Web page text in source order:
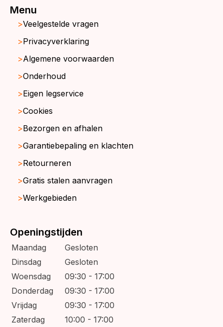
Menu
Veelgestelde vragen
Privacyverklaring
Algemene voorwaarden
Onderhoud
Eigen legservice
Cookies
Bezorgen en afhalen
Garantiebepaling en klachten
Retourneren
Gratis stalen aanvragen
Werkgebieden
Openingstijden
Maandag
Gesloten
Dinsdag
Gesloten
Woensdag
09:30 - 17:00
Donderdag
09:30 - 17:00
Vrijdag
09:30 - 17:00
Zaterdag
10:00 - 17:00